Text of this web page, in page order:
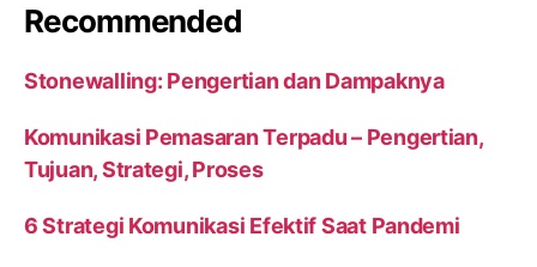
Recommended
Stonewalling: Pengertian dan Dampaknya
Komunikasi Pemasaran Terpadu – Pengertian,
Tujuan, Strategi, Proses
6 Strategi Komunikasi Efektif Saat Pandemi